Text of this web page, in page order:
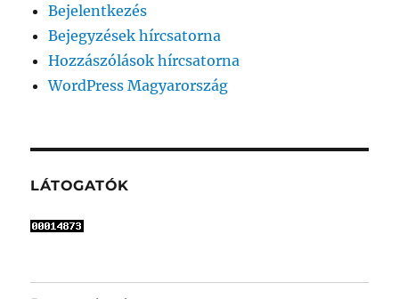
Bejelentkezés
Bejegyzések hírcsatorna
Hozzászólások hírcsatorna
WordPress Magyarország
LÁTOGATÓK